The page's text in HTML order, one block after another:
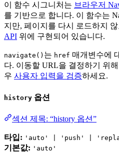
이 함수 시그니처는 브라우저
를 기반으로 합니다. 이 함수는
지만, 페이지를 다시 로드하지
API 위에 구현되어 있습니다.
navigate() 는 href 매개변수에
다. 이동할 URL을 결정하기 위
우 사용자 입력을 검증하세요.
history 옵션
섹션 제목: “history 옵션”
타입: 'auto' | 'push' |
기본값: 'auto'